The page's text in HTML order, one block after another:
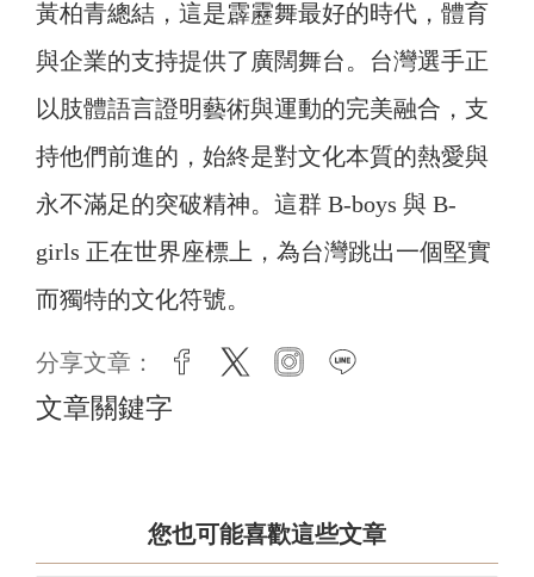
黃柏青總結，這是霹靂舞最好的時代，體育
與企業的支持提供了廣闊舞台。台灣選手正
以肢體語言證明藝術與運動的完美融合，支
持他們前進的，始終是對文化本質的熱愛與
永不滿足的突破精神。這群 B-boys 與 B-
girls 正在世界座標上，為台灣跳出一個堅實
而獨特的文化符號。
分享文章： facebook
twitter instagram
文章關鍵字
您也可能喜歡這些文章